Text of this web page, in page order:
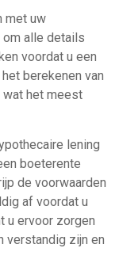
met uw
alle details
voordat u een
berekenen van
het meest
lening
boeterente
de voorwaarden
af voordat u
u ervoor zorgen
verstandig zijn en